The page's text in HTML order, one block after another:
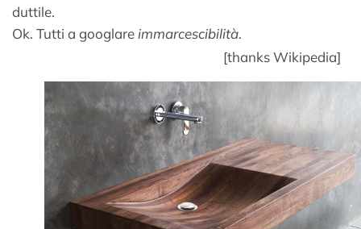
duttile.
Ok. Tutti a googlareimmarcescibilità.
[thanks Wikipedia]